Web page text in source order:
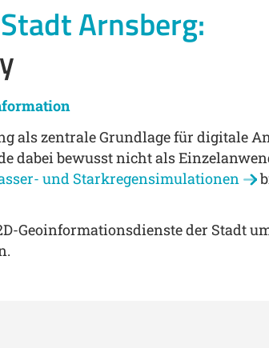
Arnsberg:
als zentrale Grundlage für digitale
bewusst nicht als
und Starkregensimulationen
Geoinformationsdienste der Stadt